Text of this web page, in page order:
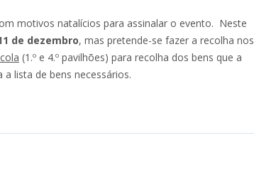
motivos natalícios para assinalar o evento. Neste
de dezembro, mas pretende-se fazer a recolha nos
(1.º e 4.º pavilhões) para recolha dos bens que a
lista de bens necessários.